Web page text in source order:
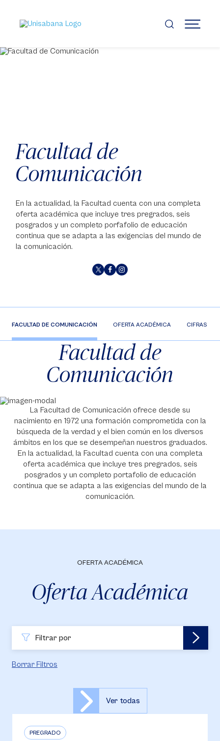
contenido
principal
MENÚ
Facultad de
Comunicación
En la actualidad, la Facultad cuenta con una completa
oferta académica que incluye tres pregrados, seis
posgrados y un completo porfafolio de educación
continua que se adapta a las exigencias del mundo de
la comunicación.
FACULTAD DE COMUNICACIÓN OFERTA ACADÉMICA CIFRAS
Facultad de
Comunicación
La Facultad de Comunicación ofrece desde su
nacimiento en 1972 una formación comprometida con la
búsqueda de la verdad y el bien común en los diversos
ámbitos en los que se desempeñan nuestros graduados.
En la actualidad, la Facultad cuenta con una completa
oferta académica que incluye tres pregrados, seis
posgrados y un completo portafolio de educación
continua que se adapta a las exigencias del mundo de la
comunicación.
OFERTA ACADÉMICA
Oferta Académica
Filtrar por
Borrar Filtros
Ver todas
PREGRADO